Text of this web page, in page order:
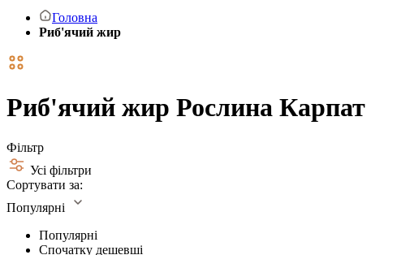
Головна
Риб'ячий жир
Риб'ячий жир Рослина Карпат
Фільтр
Усі фільтри
Сортувати за:
Популярні
Популярні
Спочатку дешевші